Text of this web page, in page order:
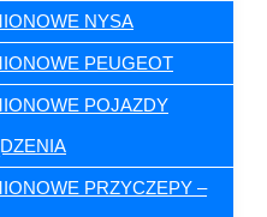
NYSA
PEUGEOT
POJAZDY
PRZYCZEPY –